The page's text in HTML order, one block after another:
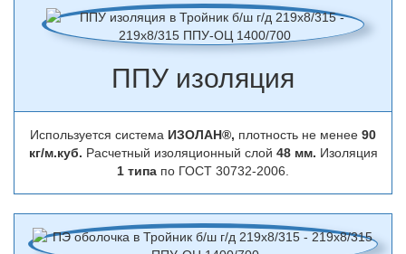
ППУ изоляция
Используется система ИЗОЛАН®, плотность не менее 90
кг/м.куб. Расчетный изоляционный слой 48 мм. Изоляция
1 типа по ГОСТ 30732-2006.